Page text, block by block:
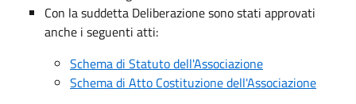
Con la suddetta Deliberazione sono stati approvati
anche i seguenti atti:
Schema di Statuto dell'Associazione
Schema di Atto Costituzione dell'Associazione